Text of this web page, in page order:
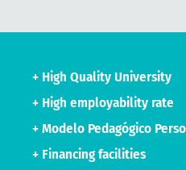
+ High Quality University
+ High employability rate
+ Modelo Pedagógico
+ Financing facilities